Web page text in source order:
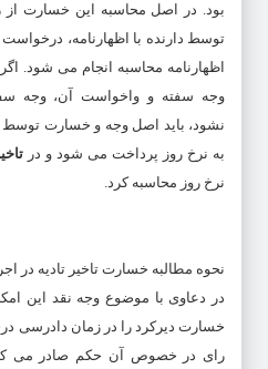
بود. در اصل محاسبه این خسارت
توسط دارنده با اظهارنامه،
اظهارنامه محاسبه انجام می شود.
وجه سفته و واخواست آن، وجه
نشود، باید اصل وجه و خسارت توسط
به نرخ روز پرداخت می شود و در
نرخ روز محاسبه کرد.
نحوه مطالبه خسارت تاخیر تادیه در
در دعاوی با موضوع وجه نقد این
خسارت دیرکرد را در زمان دادرسی
رای در خصوص آن حکم صادر می